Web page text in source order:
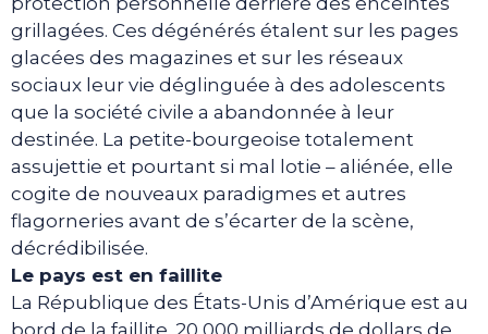
grillagées. Ces dégénérés étalent sur les pages
glacées des magazines et sur les réseaux
sociaux leur vie déglinguée à des adolescents
que la société civile a abandonnée à leur
destinée. La petite-bourgeoise totalement
assujettie et pourtant si mal lotie – aliénée, elle
cogite de nouveaux paradigmes et autres
flagorneries avant de s’écarter de la scène,
décrédibilisée.
Le pays est en faillite
La République des États-Unis d’Amérique est au
bord de la faillite. 20 000 milliards de dollars de